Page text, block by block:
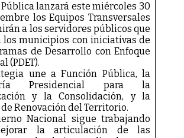
lanzará este miércoles 30
los Equipos Transversales
a los servidores públicos que
los municipios con iniciativas de
de Desarrollo con Enfoque
(PDET).
une a Función Pública, la
Presidencial para la
y la Consolidación, y la
Renovación del Territorio.
Nacional sigue trabajando
la articulación de las